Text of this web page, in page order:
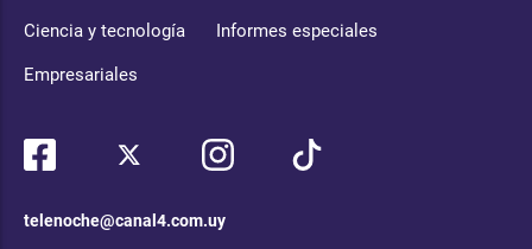
Ciencia y tecnología Informes especiales
Empresariales
telenoche@canal4.com.uy